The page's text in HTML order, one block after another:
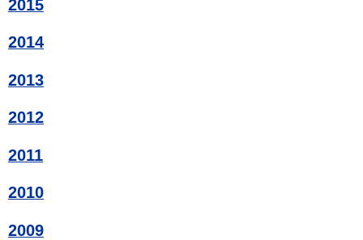
2015
2014
2013
2012
2011
2010
2009